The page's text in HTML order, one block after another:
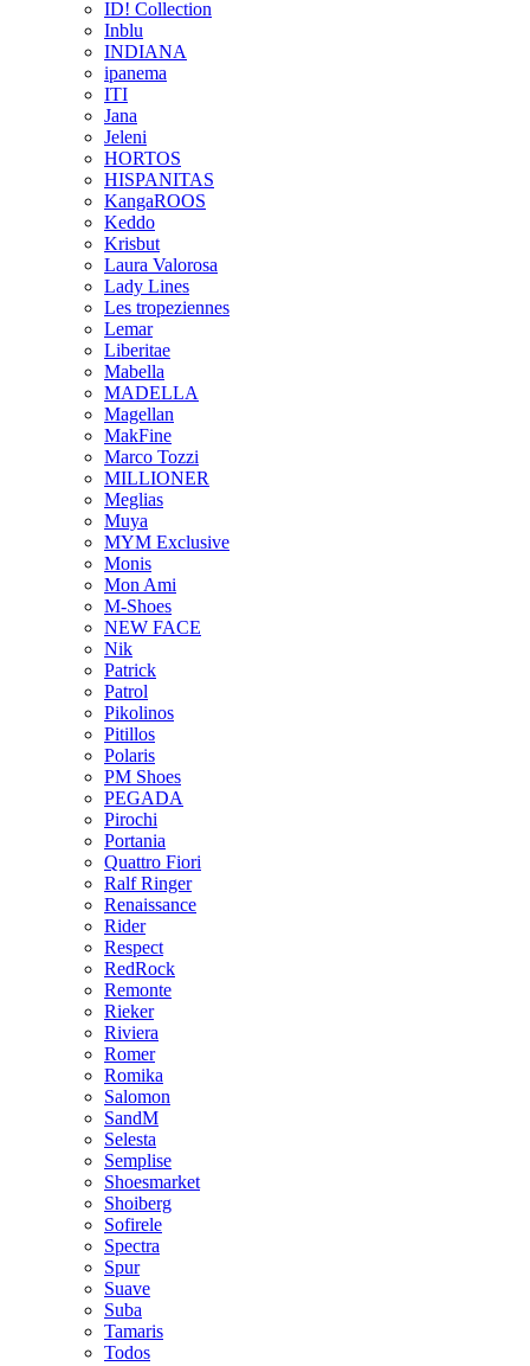
ID! Collection
Inblu
INDIANA
ipanema
ITI
Jana
Jeleni
HORTOS
HISPANITAS
KangaROOS
Keddo
Krisbut
Laura Valorosa
Lady Lines
Les tropeziennes
Lemar
Liberitae
Mabella
MADELLA
Magellan
MakFine
Marco Tozzi
MILLIONER
Meglias
Muya
MYM Exclusive
Monis
Mon Ami
M-Shoes
NEW FACE
Nik
Patrick
Patrol
Pikolinos
Pitillos
Polaris
PM Shoes
PEGADA
Pirochi
Portania
Quattro Fiori
Ralf Ringer
Renaissance
Rider
Respect
RedRock
Remonte
Rieker
Riviera
Romer
Romika
Salomon
SandM
Selesta
Semplise
Shoesmarket
Shoiberg
Sofirele
Spectra
Spur
Suave
Suba
Tamaris
Todos